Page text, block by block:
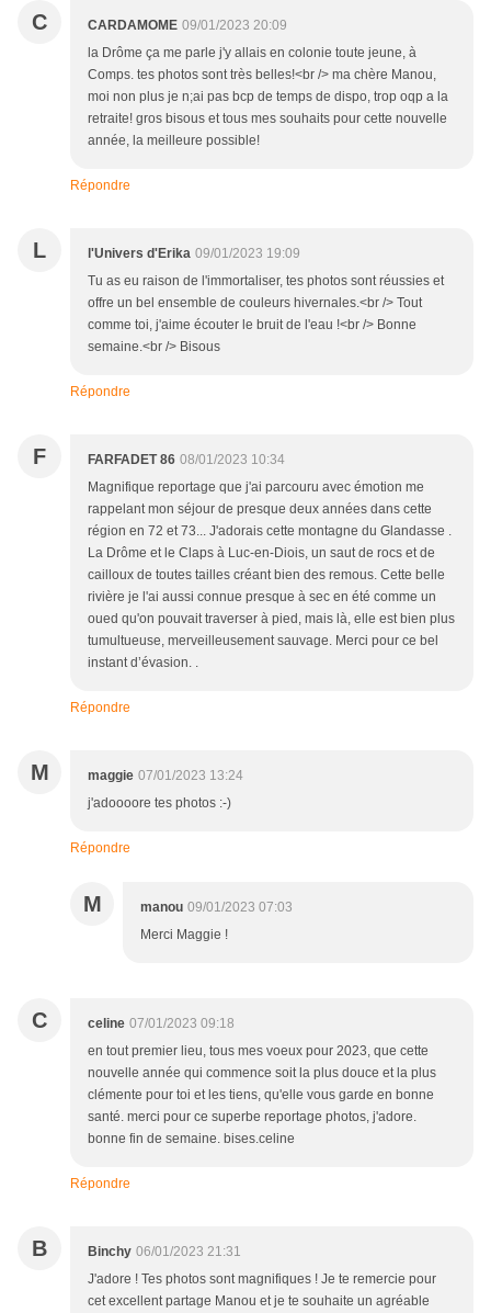
C CARDAMOME 09/01/2023 20:09
la Drôme ça me parle j'y allais en colonie toute jeune, à
Comps. tes photos sont très belles!<br /> ma chère Manou,
moi non plus je n;ai pas bcp de temps de dispo, trop oqp a la
retraite! gros bisous et tous mes souhaits pour cette nouvelle
année, la meilleure possible!
Répondre
L l'Univers d'Erika 09/01/2023 19:09
Tu as eu raison de l'immortaliser, tes photos sont réussies et
offre un bel ensemble de couleurs hivernales.<br /> Tout
comme toi, j'aime écouter le bruit de l'eau !<br /> Bonne
semaine.<br /> Bisous
Répondre
F FARFADET 86 08/01/2023 10:34
Magnifique reportage que j'ai parcouru avec émotion me
rappelant mon séjour de presque deux années dans cette
région en 72 et 73... J'adorais cette montagne du Glandasse .
La Drôme et le Claps à Luc-en-Diois, un saut de rocs et de
cailloux de toutes tailles créant bien des remous. Cette belle
rivière je l'ai aussi connue presque à sec en été comme un
oued qu'on pouvait traverser à pied, mais là, elle est bien plus
tumultueuse, merveilleusement sauvage. Merci pour ce bel
instant d’évasion. .
Répondre
M maggie 07/01/2023 13:24
j'adoooore tes photos :-)
Répondre
M manou 09/01/2023 07:03
Merci Maggie !
C celine 07/01/2023 09:18
en tout premier lieu, tous mes voeux pour 2023, que cette
nouvelle année qui commence soit la plus douce et la plus
clémente pour toi et les tiens, qu'elle vous garde en bonne
santé. merci pour ce superbe reportage photos, j'adore.
bonne fin de semaine. bises.celine
Répondre
B Binchy 06/01/2023 21:31
J'adore ! Tes photos sont magnifiques ! Je te remercie pour
cet excellent partage Manou et je te souhaite un agréable